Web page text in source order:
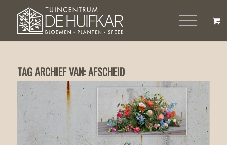
TAG ARCHIEF VAN:AFSCHEID